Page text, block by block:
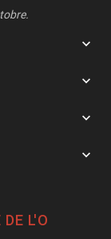




L'O